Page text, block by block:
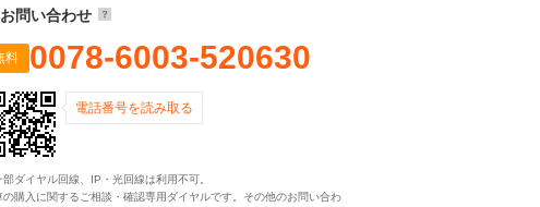
お問い合わせ
料 0078-6003-520630
電話番号を読み取る
ダイヤル回線、IP・光回線は利用不可。
購入に関するご相談・確認専用ダイヤルです。その他のお問い合わ